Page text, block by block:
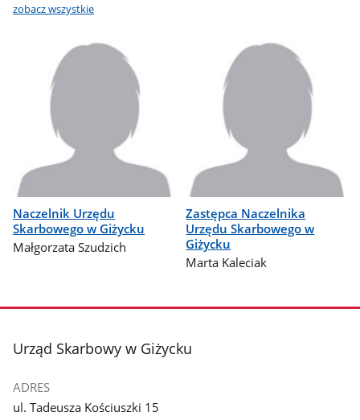
zobacz wszystkie
Naczelnik Urzędu
Skarbowego w Giżycku
Małgorzata Szudzich
Zastępca Naczelnika
Urzędu Skarbowego w
Giżycku
Marta Kaleciak
stopka
Urząd Skarbowy w Giżycku
ADRES
ul. Tadeusza Kościuszki 15